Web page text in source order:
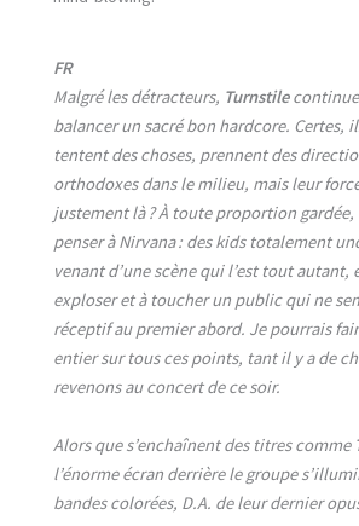
FR
Malgré les détracteurs, Turnstile
balancer un sacré bon hardcore. Certes,
tentent des choses, prennent des
orthodoxes dans le milieu, mais leur
justement là ? À toute proportion
penser à Nirvana : des kids totalement
venant d’une scène qui l’est tout autant,
exploser et à toucher un public qui ne
réceptif au premier abord. Je pourrais
entier sur tous ces points, tant il y a de
revenons au concert de ce soir.
Alors que s’enchaînent des titres comme
l’énorme écran derrière le groupe
bandes colorées, D.A. de leur dernier